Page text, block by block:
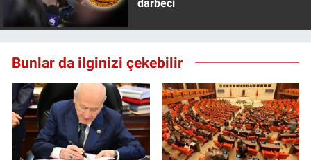
darbeci
Bunlar da ilginizi çekebilir